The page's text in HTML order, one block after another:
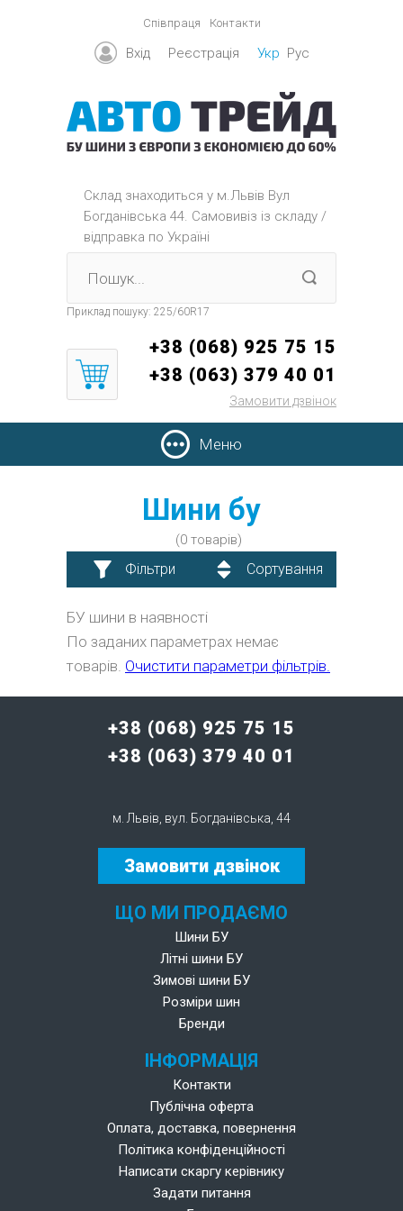
Співпраця Контакти
Вхід Реєстрація Укр Рус
Склад знаходиться y м.Львів Вул
Богданівська 44. Самовивіз із складу /
відправка по Україні
Приклад пошуку: 225/60R17
+38 (068) 925 75 15
+38 (063) 379 40 01
Замовити дзвінок
Меню
Шини бу
(0 товарів)
Фільтри Сортування
БУ шини в наявності
По заданих параметрах немає
товарів. Очистити параметри фільтрів.
+38 (068) 925 75 15
+38 (063) 379 40 01
м. Львів, вул. Богданівська, 44
Замовити дзвінок
ЩО МИ ПРОДАЄМО
Шини БУ
Літні шини БУ
Зимові шини БУ
Розміри шин
Бренди
ІНФОРМАЦІЯ
Контакти
Публічна оферта
Оплата, доставка, повернення
Політика конфіденційності
Написати скаргу керівнику
Задати питання